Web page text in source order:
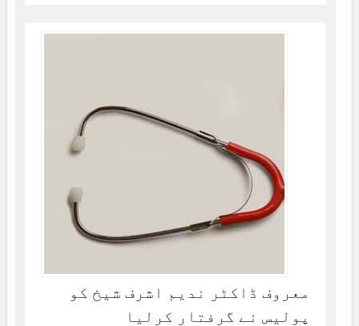
معروف ڈاکٹر ندیم اشرف شیخ کو
پولیس نے گرفتار کرلیا